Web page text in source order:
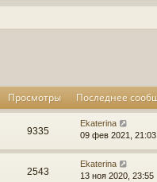
Просмотры Последнее
9335
Ekaterina
09 фев 2021, 21:03
2543
Ekaterina
13 ноя 2020, 23:55